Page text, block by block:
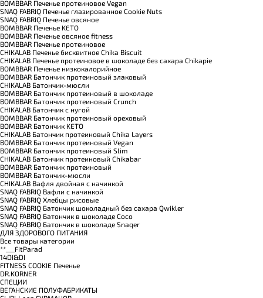
BOMBBAR Печенье протеиновое Vegan
SNAQ FABRIQ Печенье глазированное Cookie Nuts
SNAQ FABRIQ Печенье овсяное
BOMBBAR Печенье KETO
BOMBBAR Печенье овсяное fitness
BOMBBAR Печенье протеиновое
CHIKALAB Печенье бисквитное Chika Biscuit
CHIKALAB Печенье протеиновое в шоколаде без сахара Chikapie
BOMBBAR Печенье низкокалорийное
BOMBBAR Батончик протеиновый злаковый
CHIKALAB Батончик-мюсли
BOMBBAR Батончик протеиновый в шоколаде
BOMBBAR Батончик протеиновый Crunch
CHIKALAB Батончик с нугой
BOMBBAR Батончик протеиновый ореховый
BOMBBAR Батончик KETO
CHIKALAB Батончик протеиновый Chika Layers
BOMBBAR Батончик протеиновый Vegan
BOMBBAR Батончик протеиновый Slim
CHIKALAB Батончик протеиновый Chikabar
BOMBBAR Батончик протеиновый
BOMBBAR Батончик-мюсли
CHIKALAB Вафля двойная с начинкой
SNAQ FABRIQ Вафли с начинкой
SNAQ FABRIQ Хлебцы рисовые
SNAQ FABRIQ Батончик шоколадный без сахара Qwikler
SNAQ FABRIQ Батончик в шоколаде Coco
SNAQ FABRIQ Батончик в шоколаде Snaqer
ДЛЯ ЗДОРОВОГО ПИТАНИЯ
Все товары категории
**___FitParad
14DI&DI
FITNESS COOKIE Печенье
DR.KORNER
СПЕЦИИ
ВЕГАНСКИЕ ПОЛУФАБРИКАТЫ